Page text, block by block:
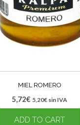
MIEL ROMERO
5,72€ 5,20€ sin IVA
ADD TO CART